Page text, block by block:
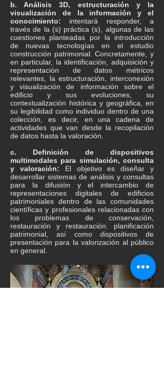
b. Análisis 3D, estructuración y la
visualización de la información y el
conocimiento: intentará responder, a
través de la (s) práctica (s), algunas de las
cuestiones planteadas por la introducción
de nuevas tecnologías en el estudio
construcción patrimonial. Concretamente, y
en particular, la identificación, adquisición y
representación de datos métricos
relevantes, la estructuración, interconexión
y visualización de información sobre el
edificio y sus evoluciones, su
contextualización histórica y geográfica, en
su legibilidad como individuo dentro de una
colección, es decir, en una cadena de
actividades que van desde la recopilación
de datos hasta la valoración.
c. Definición de dispositivos
multimodales para simulación, consulta
y valoración: El objetivo es diseñar y
desarrollar sistemas de análisis y consultas
para la difusión y el intercambio de
representaciones digitales de edificios
patrimoniales dentro de las comunidades
científicas y profesionales relacionadas con
los problemas de conservación,
restauración y restauración. planificación
patrimonial, así como dispositivos de
presentación para la valorización al público
en general.